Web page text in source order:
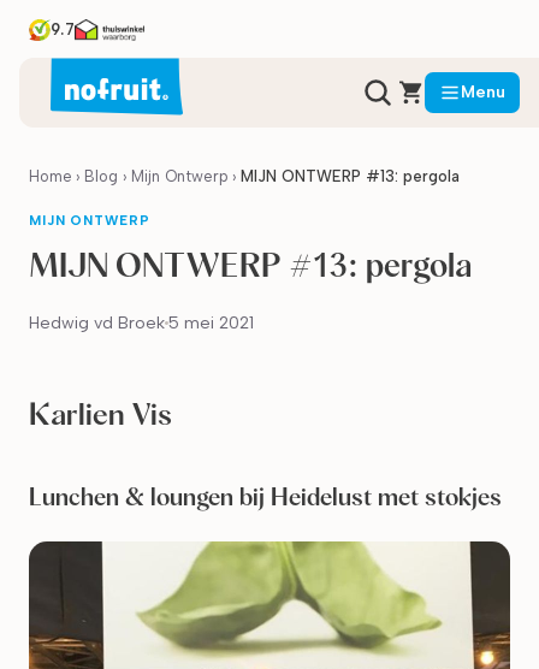
9.7
Menu
Home › Blog › Mijn Ontwerp › MIJN ONTWERP #13: pergola
MIJN ONTWERP
MIJN ONTWERP #13: pergola
Hedwig vd Broek5 mei 2021
Karlien Vis
Lunchen & loungen bij Heidelust met stokjes